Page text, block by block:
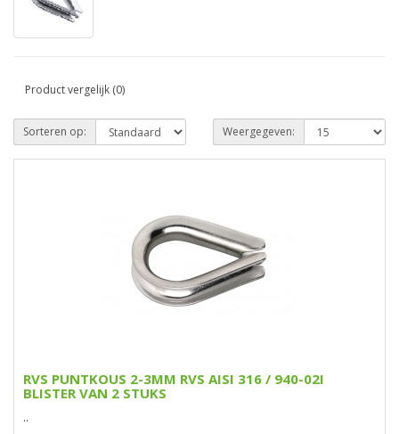
Product vergelijk (0)
Sorteren op: Weergegeven:
RVS PUNTKOUS 2-3MM RVS AISI 316 / 940-02I
BLISTER VAN 2 STUKS
..